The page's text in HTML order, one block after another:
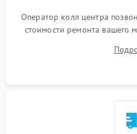
Оператор колл центра
стоимости ремонта вашего